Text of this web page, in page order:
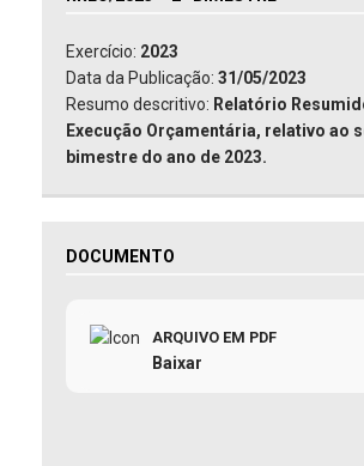
Exercício: 2023
Data da Publicação: 31/05/2023
Resumo descritivo: Relatório
Execução Orçamentária, relativo ao
bimestre do ano de 2023.
DOCUMENTO
ARQUIVO EM PDF
Baixar